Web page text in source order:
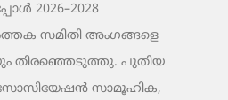
2026–2028
സമിതി അംഗങ്ങളെ
തിരഞ്ഞെടുത്തു. പുതിയ
അസോസിയേഷൻ സാമൂഹിക,